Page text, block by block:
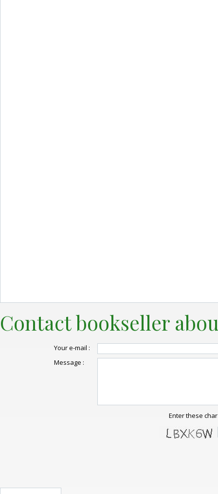
Contact bookseller
Your e-mail :
Message :
Enter these